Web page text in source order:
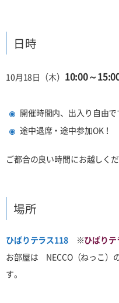
日時
10月18日（木） 10:00～
開催時間内、出入り自由で
途中退席・途中参加OK！
ご都合の良い時間にお越しくだ
場所
ひばりテラス118※ひばり
お部屋は NECCO（ねっこ
す。